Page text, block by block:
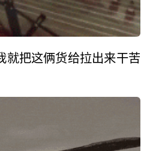
就把这俩货给拉出来干苦